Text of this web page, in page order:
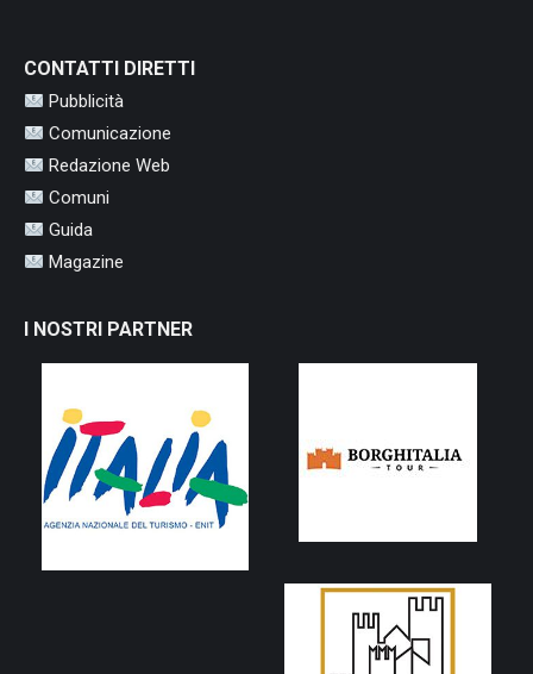
CONTATTI DIRETTI
Pubblicità
Comunicazione
Redazione Web
Comuni
Guida
Magazine
I NOSTRI PARTNER